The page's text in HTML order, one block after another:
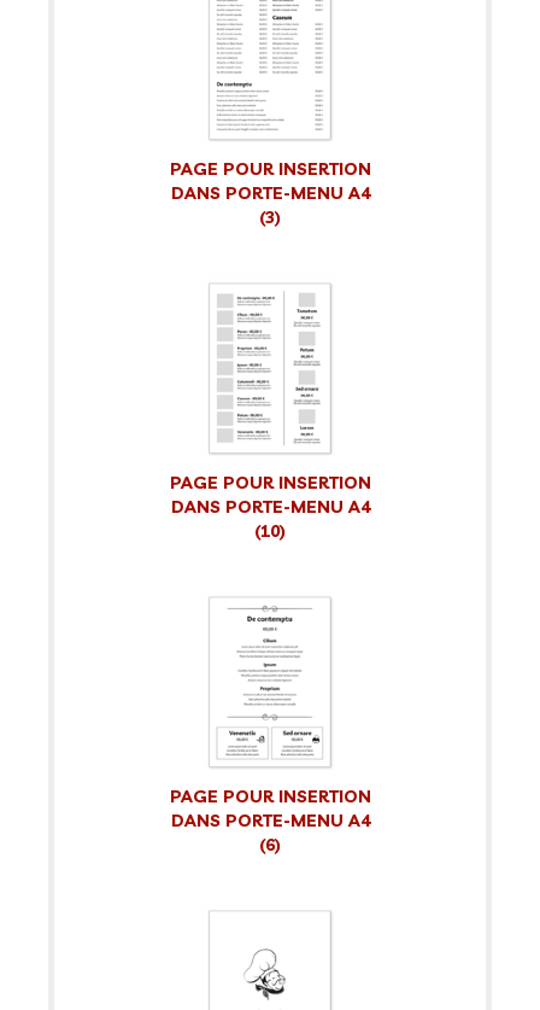
PAGE POUR INSERTION
DANS PORTE-MENU A4
(3)
PAGE POUR INSERTION
DANS PORTE-MENU A4
(10)
PAGE POUR INSERTION
DANS PORTE-MENU A4
(6)